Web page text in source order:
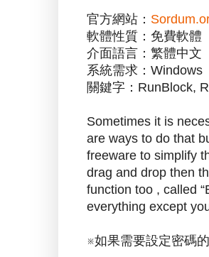
官方網站：
軟體性質：免費軟體
介面語言：繁體中文
系統需求：Windows
關鍵字：RunBlock,
Sometimes it is
are ways to do that
freeware to simplify
drag and drop then
function too , called
everything except
※如果需要設定密碼